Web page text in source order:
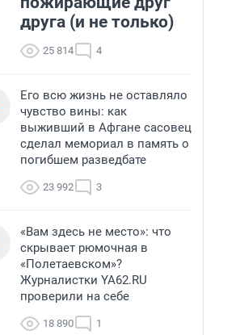
друга (и не только)
25 814 4
Его всю жизнь не оставляло
чувство вины: как
выживший в Афгане сасовец
сделал мемориал в память о
погибшем разведбате
23 992 3
«Вам здесь не место»: что
скрывает рюмочная в
«Полетаевском»?
Журналистки YA62.RU
проверили на себе
18 890 1